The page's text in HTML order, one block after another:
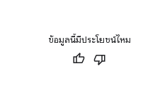
ข้อมูลนี้มีประโยชน์ไหม